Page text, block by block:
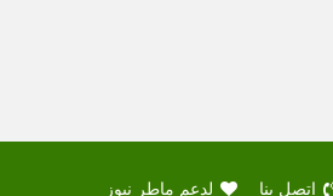
اتصل بنا لدعم ماطر نيوز